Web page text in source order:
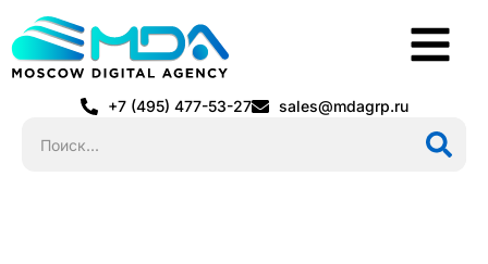
+7 (495) 477-53-27 sales@mdagrp.ru